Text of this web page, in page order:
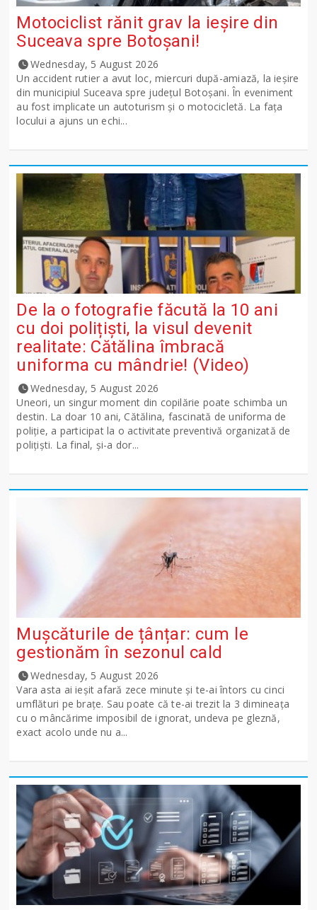
Motociclist rănit grav la ieșire din
Suceava spre Botoșani!
Wednesday, 5 August 2026
Un accident rutier a avut loc, miercuri după-amiază, la ieșire
din municipiul Suceava spre județul Botoșani. În eveniment
au fost implicate un autoturism și o motocicletă. La fața
locului a ajuns un echi...
De la o fotografie făcută la 10 ani
cu doi polițiști, la visul devenit
realitate: Cătălina îmbracă
uniforma cu mândrie! (Video)
Wednesday, 5 August 2026
Uneori, un singur moment din copilărie poate schimba un
destin. La doar 10 ani, Cătălina, fascinată de uniforma de
poliție, a participat la o activitate preventivă organizată de
polițiști. La final, și-a dor...
Mușcăturile de țânțar: cum le
gestionăm în sezonul cald
Wednesday, 5 August 2026
Vara asta ai ieșit afară zece minute și te-ai întors cu cinci
umflături pe brațe. Sau poate că te-ai trezit la 3 dimineața
cu o mâncărime imposibil de ignorat, undeva pe gleznă,
exact acolo unde nu a...